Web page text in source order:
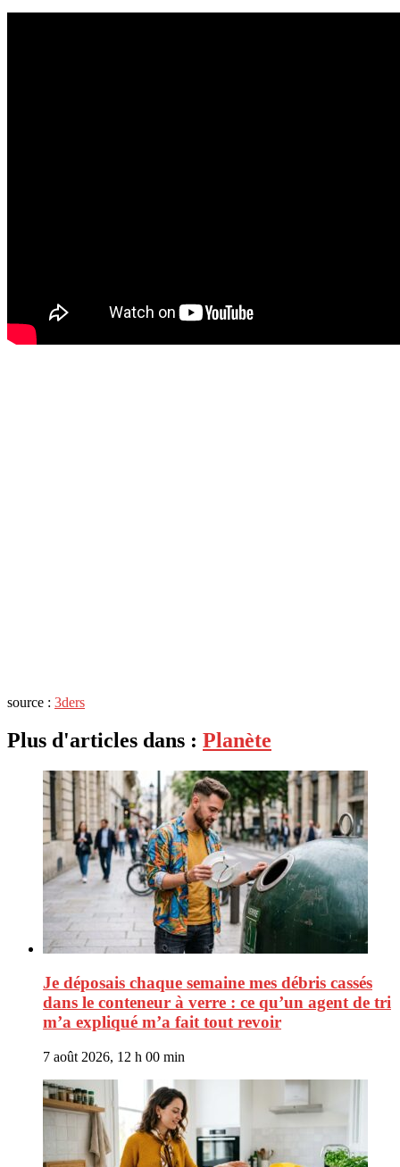
source : 3ders
Plus d'articles dans : Planète
Je déposais chaque semaine mes débris cassés
dans le conteneur à verre : ce qu’un agent de tri
m’a expliqué m’a fait tout revoir
7 août 2026, 12 h 00 min